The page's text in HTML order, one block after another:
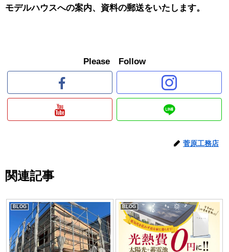
モデルハウスへの案内、資料の郵送をいたします。
Please Follow
菅原工務店
関連記事
BLOG BLOG